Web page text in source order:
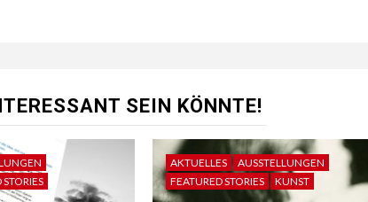
SEIN KÖNNTE!
AKTUELLES
AUSSTELLUNGEN
FEATURED STORIES
KUNST